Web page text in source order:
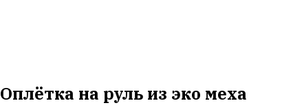
Оплётка на руль из эко меха